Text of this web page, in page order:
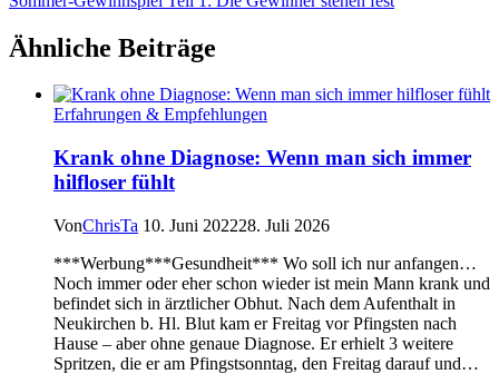
Ähnliche Beiträge
Erfahrungen & Empfehlungen
Krank ohne Diagnose: Wenn man sich immer
hilfloser fühlt
VonChrisTa 10. Juni 202228. Juli 2026
***Werbung***Gesundheit*** Wo soll ich nur anfangen…
Noch immer oder eher schon wieder ist mein Mann krank und
befindet sich in ärztlicher Obhut. Nach dem Aufenthalt in
Neukirchen b. Hl. Blut kam er Freitag vor Pfingsten nach
Hause – aber ohne genaue Diagnose. Er erhielt 3 weitere
Spritzen, die er am Pfingstsonntag, den Freitag darauf und…